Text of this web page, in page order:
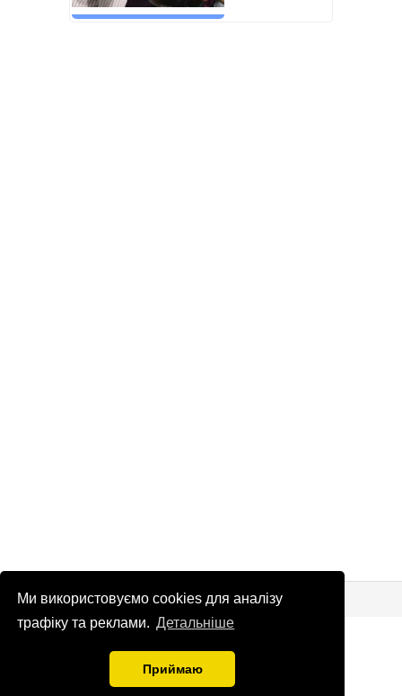
Ми використовуємо cookies для аналізу
трафіку та реклами. Детальніше
Приймаю
© Патріоти України 2026
Правова інформація
info @patrioty.org.ua